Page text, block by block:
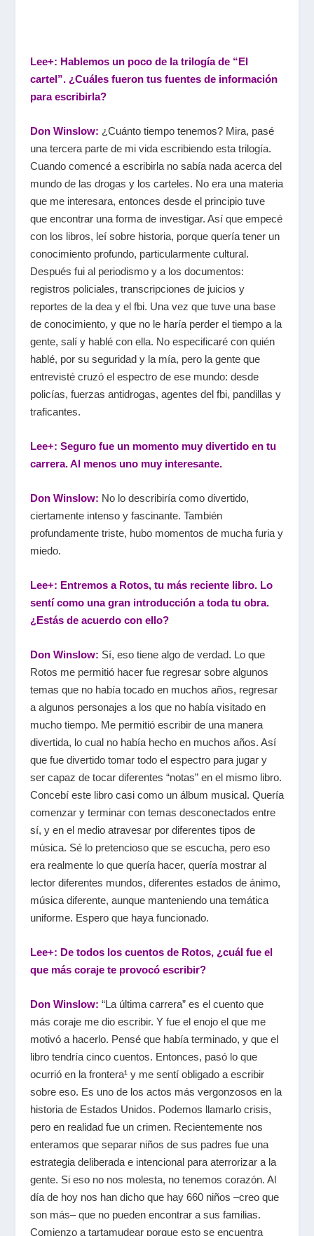
Lee+: Hablemos un poco de la trilogía de “El
cartel”. ¿Cuáles fueron tus fuentes de información
para escribirla?
Don Winslow: ¿Cuánto tiempo tenemos? Mira, pasé
una tercera parte de mi vida escribiendo esta trilogía.
Cuando comencé a escribirla no sabía nada acerca del
mundo de las drogas y los carteles. No era una materia
que me interesara, entonces desde el principio tuve
que encontrar una forma de investigar. Así que empecé
con los libros, leí sobre historia, porque quería tener un
conocimiento profundo, particularmente cultural.
Después fui al periodismo y a los documentos:
registros policiales, transcripciones de juicios y
reportes de la dea y el fbi. Una vez que tuve una base
de conocimiento, y que no le haría perder el tiempo a la
gente, salí y hablé con ella. No especificaré con quién
hablé, por su seguridad y la mía, pero la gente que
entrevisté cruzó el espectro de ese mundo: desde
policías, fuerzas antidrogas, agentes del fbi, pandillas y
traficantes.
Lee+: Seguro fue un momento muy divertido en tu
carrera. Al menos uno muy interesante.
Don Winslow: No lo describiría como divertido,
ciertamente intenso y fascinante. También
profundamente triste, hubo momentos de mucha furia y
miedo.
Lee+: Entremos a Rotos, tu más reciente libro. Lo
sentí como una gran introducción a toda tu obra.
¿Estás de acuerdo con ello?
Don Winslow: Sí, eso tiene algo de verdad. Lo que
Rotos me permitió hacer fue regresar sobre algunos
temas que no había tocado en muchos años, regresar
a algunos personajes a los que no había visitado en
mucho tiempo. Me permitió escribir de una manera
divertida, lo cual no había hecho en muchos años. Así
que fue divertido tomar todo el espectro para jugar y
ser capaz de tocar diferentes “notas” en el mismo libro.
Concebí este libro casi como un álbum musical. Quería
comenzar y terminar con temas desconectados entre
sí, y en el medio atravesar por diferentes tipos de
música. Sé lo pretencioso que se escucha, pero eso
era realmente lo que quería hacer, quería mostrar al
lector diferentes mundos, diferentes estados de ánimo,
música diferente, aunque manteniendo una temática
uniforme. Espero que haya funcionado.
Lee+: De todos los cuentos de Rotos, ¿cuál fue el
que más coraje te provocó escribir?
Don Winslow: “La última carrera” es el cuento que
más coraje me dio escribir. Y fue el enojo el que me
motivó a hacerlo. Pensé que había terminado, y que el
libro tendría cinco cuentos. Entonces, pasó lo que
ocurrió en la frontera¹ y me sentí obligado a escribir
sobre eso. Es uno de los actos más vergonzosos en la
historia de Estados Unidos. Podemos llamarlo crisis,
pero en realidad fue un crimen. Recientemente nos
enteramos que separar niños de sus padres fue una
estrategia deliberada e intencional para aterrorizar a la
gente. Si eso no nos molesta, no tenemos corazón. Al
día de hoy nos han dicho que hay 660 niños –creo que
son más– que no pueden encontrar a sus familias.
Comienzo a tartamudear porque esto se encuentra